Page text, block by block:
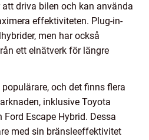
driva bilen och kan använda
effektiviteten. Plug-in-
men har också
ett elnätverk för längre
och det finns flera
inklusive Toyota
Escape Hybrid. Dessa
med sin bränsleeffektivitet